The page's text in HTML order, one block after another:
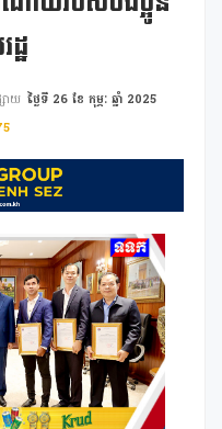
ឋ
ាយ ថ្ងៃទី 26 ខែ កុម្ភៈ ឆ្នាំ 2025